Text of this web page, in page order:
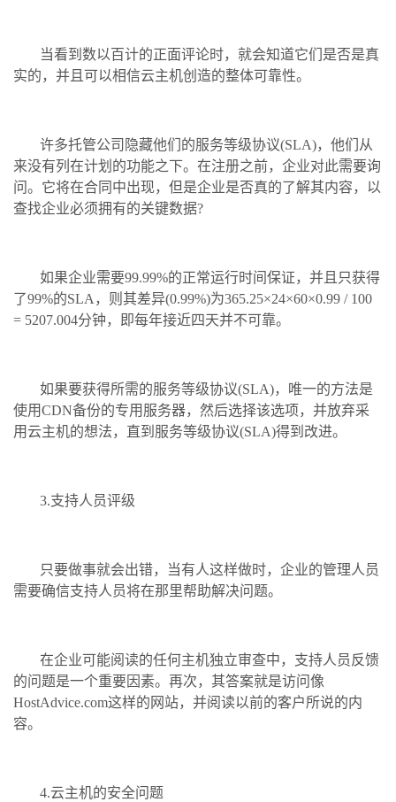
当看到数以百计的正面评论时，就会知道它们是否是真
实的，并且可以相信云主机创造的整体可靠性。
许多托管公司隐藏他们的服务等级协议(SLA)，他们从
来没有列在计划的功能之下。在注册之前，企业对此需要询
问。它将在合同中出现，但是企业是否真的了解其内容，以
查找企业必须拥有的关键数据?
如果企业需要99.99%的正常运行时间保证，并且只获得
了99%的SLA，则其差异(0.99%)为365.25×24×60×0.99 / 100
= 5207.004分钟，即每年接近四天并不可靠。
如果要获得所需的服务等级协议(SLA)，唯一的方法是
使用CDN备份的专用服务器，然后选择该选项，并放弃采
用云主机的想法，直到服务等级协议(SLA)得到改进。
3.支持人员评级
只要做事就会出错，当有人这样做时，企业的管理人员
需要确信支持人员将在那里帮助解决问题。
在企业可能阅读的任何主机独立审查中，支持人员反馈
的问题是一个重要因素。再次，其答案就是访问像
HostAdvice.com这样的网站，并阅读以前的客户所说的内
容。
4.云主机的安全问题